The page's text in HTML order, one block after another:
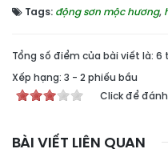
Tags: động sơn mộc hương,
Tổng số điểm của bài viết là: 6
Xếp hạng: 3 - 2 phiếu bầu
Click để
BÀI VIẾT LIÊN QUAN